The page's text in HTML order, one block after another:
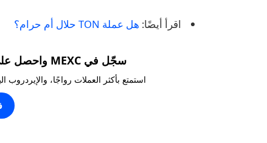
اقرأ أيضًا: هل عملة TON حلال أم حرام؟
سجّل في MEXC واحصل على مكافآت تصل إلى 10,000 USDT!
استمتع بأكثر العملات رواجًا، والإيردروب